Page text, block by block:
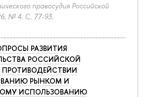
правосудия Российской
№ 4. С. 77-93.
РАЗВИТИЯ
РОССИЙСКОЙ
РЫНКОМ И
ИСПОЛЬЗОВАНИЮ